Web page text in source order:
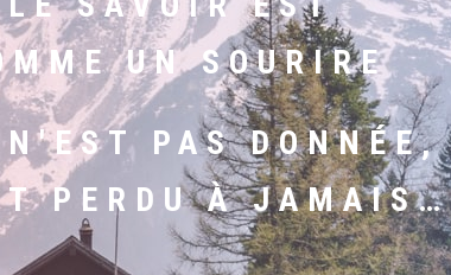
UN SOURIRE
PAS DONNÉE,
PERDU À JAMAIS…